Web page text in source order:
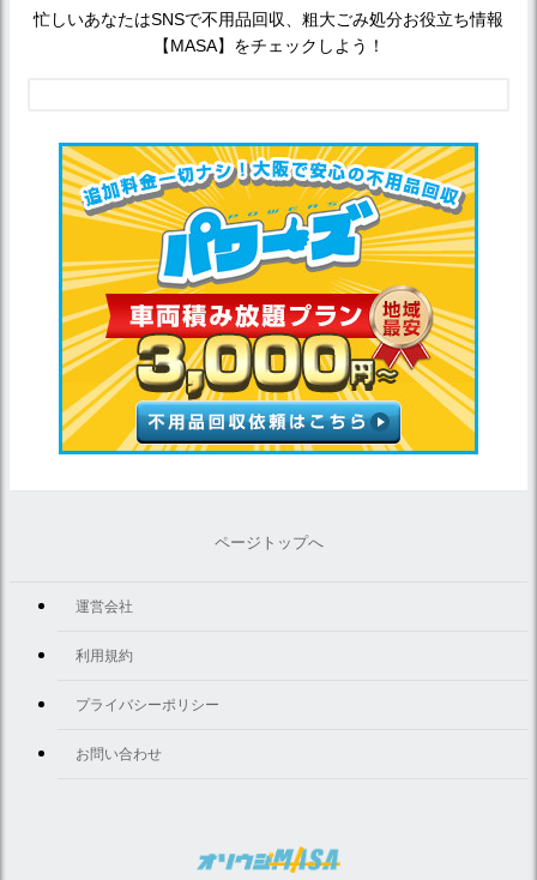
忙しいあなたはSNSで不用品回収、粗大ごみ処分お役立ち情報
【MASA】をチェックしよう！
ページトップへ
運営会社
利用規約
プライバシーポリシー
お問い合わせ